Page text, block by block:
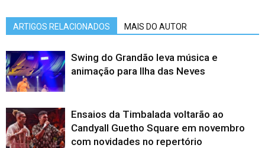
ARTIGOS RELACIONADOS MAIS DO AUTOR
Swing do Grandão leva música e
animação para Ilha das Neves
Ensaios da Timbalada voltarão ao
Candyall Guetho Square em novembro
com novidades no repertório